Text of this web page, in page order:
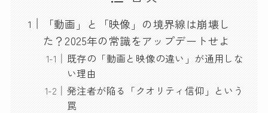
「動画」と「映像」の境界線は崩壊し
た？2025年の常識をアップデートせよ
既存の「動画と映像の違い」が通用しな
い理由
発注者が陥る「クオリティ信仰」という
罠